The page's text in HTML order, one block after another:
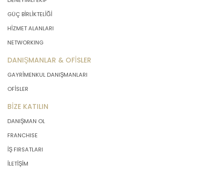
GÜÇ BİRLİKTELİĞİ
HİZMET ALANLARI
NETWORKING
DANIŞMANLAR & OFİSLER
GAYRİMENKUL DANIŞMANLARI
OFİSLER
BİZE KATILIN
DANIŞMAN OL
FRANCHISE
İŞ FIRSATLARI
İLETİŞİM